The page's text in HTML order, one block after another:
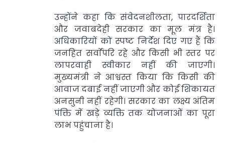
उन्होंने कहा कि संवेदनशीलता, पारदर्शिता
और जवाबदेही सरकार का मूल मंत्र है।
अधिकारियों को स्पष्ट निर्देश दिए गए हैं कि
जनहित सर्वाेपरि रहे और किसी भी स्तर पर
लापरवाही स्वीकार नहीं की जाएगी।
मुख्यमंत्री ने आश्वस्त किया कि किसी की
आवाज दबाई नहीं जाएगी और कोई शिकायत
अनसुनी नहीं रहेगी। सरकार का लक्ष्य अंतिम
पंक्ति में खड़े व्यक्ति तक योजनाओं का पूरा
लाभ पहुंचाना है।